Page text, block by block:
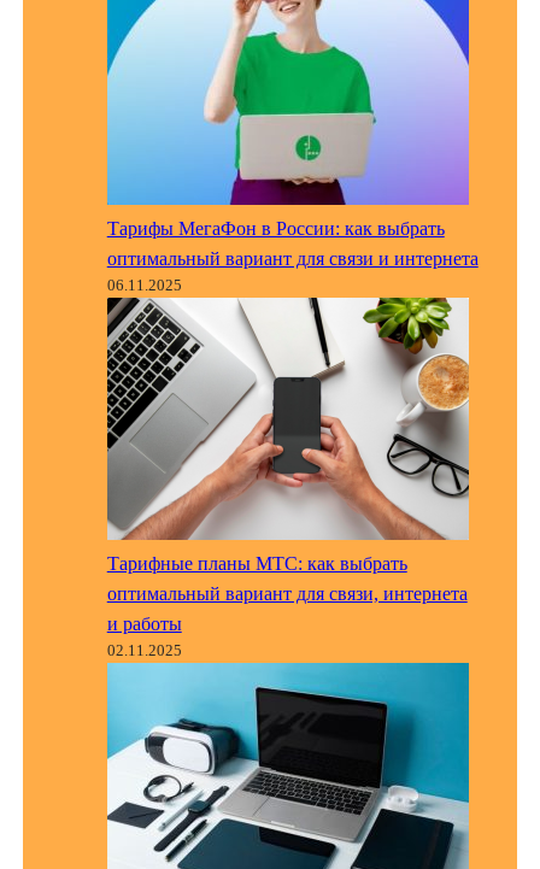
Тарифы МегаФон в России: как выбрать
оптимальный вариант для связи и интернета
06.11.2025
Тарифные планы МТС: как выбрать
оптимальный вариант для связи, интернета
и работы
02.11.2025